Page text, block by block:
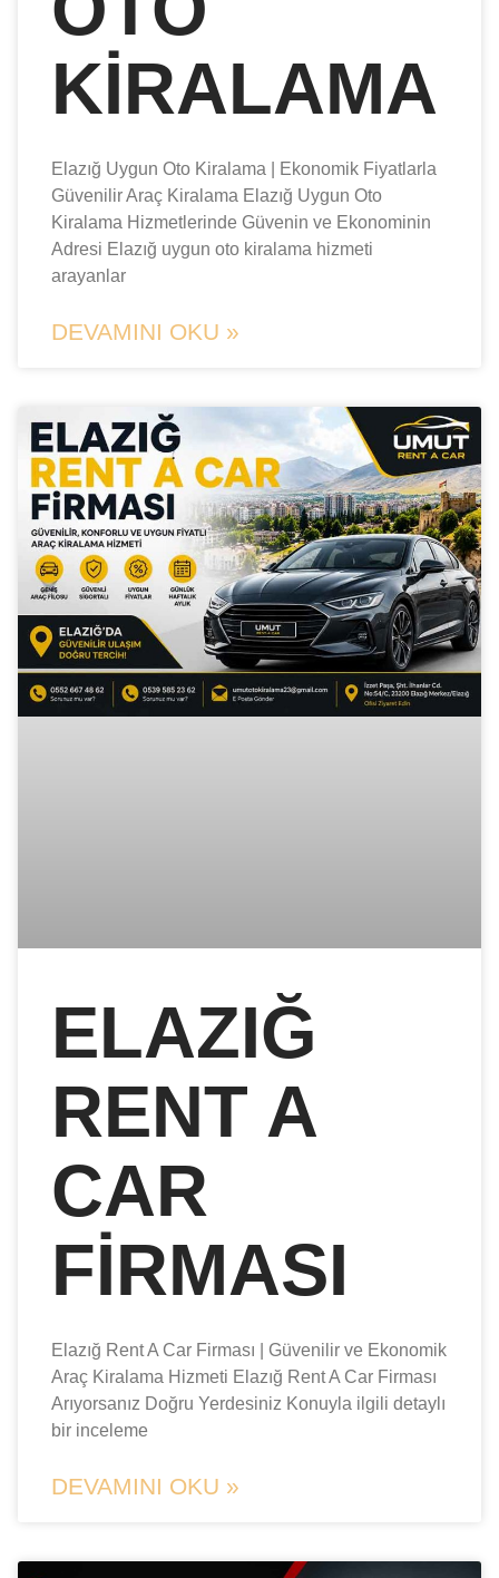
KIRALAMA
Elazığ Uygun Oto Kiralama | Ekonomik Fiyatlarla
Güvenilir Araç Kiralama Elazığ Uygun Oto
Kiralama Hizmetlerinde Güvenin ve Ekonominin
Adresi Elazığ uygun oto kiralama hizmeti
arayanlar
DEVAMINI OKU »
ELAZIĞ
RENT A
CAR
FIRMASI
Elazığ Rent A Car Firması | Güvenilir ve Ekonomik
Araç Kiralama Hizmeti Elazığ Rent A Car Firması
Arıyorsanız Doğru Yerdesiniz Konuyla ilgili detaylı
bir inceleme
DEVAMINI OKU »